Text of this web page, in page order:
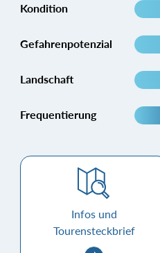
Kondition
Gefahrenpotenzial
Landschaft
Frequentierung
Infos und
Tourensteckbrief